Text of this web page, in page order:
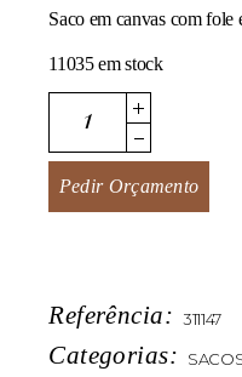
Saco em canvas com fole
11035 em stock
Moel quantity
Pedir Orçamento
Referência: 311147
Categorias: